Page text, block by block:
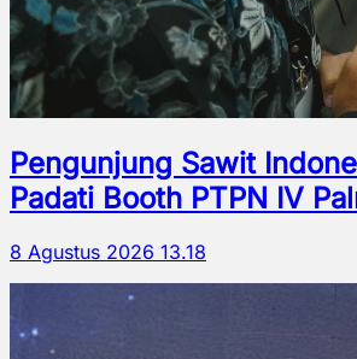
Pengunjung Sawit
Padati Booth PTPN IV
8 Agustus 2026 13.18